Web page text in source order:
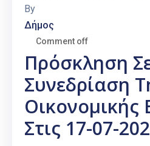
By
Δήμος
Comment off
Πρόσκληση
Συνεδρίαση
Οικονομικής
Στις 17-07-